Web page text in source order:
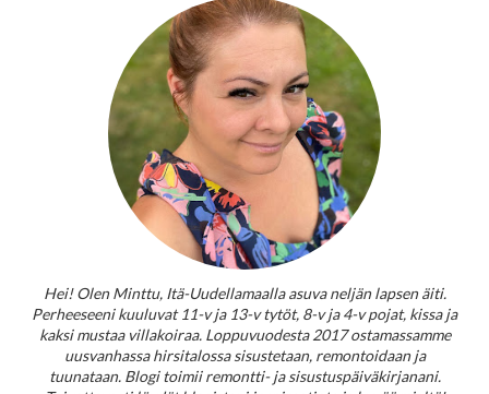
Hei! Olen Minttu, Itä-Uudellamaalla asuva neljän lapsen äiti.
Perheeseeni kuuluvat 11-v ja 13-v tytöt, 8-v ja 4-v pojat, kissa ja
kaksi mustaa villakoiraa. Loppuvuodesta 2017 ostamassamme
uusvanhassa hirsitalossa sisustetaan, remontoidaan ja
tuunataan. Blogi toimii remontti- ja sisustuspäiväkirjanani.